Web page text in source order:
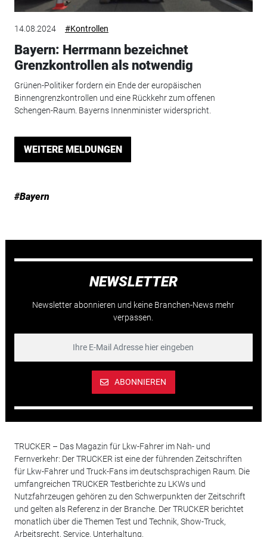
14.08.2024 #Kontrollen
Bayern: Herrmann bezeichnet
Grenzkontrollen als notwendig
Grünen-Politiker fordern ein Ende der europäischen
Binnengrenzkontrollen und eine Rückkehr zum offenen
Schengen-Raum. Bayerns Innenminister widerspricht.
WEITERE MELDUNGEN
#Bayern
NEWSLETTER
Newsletter abonnieren und keine Branchen-News mehr
verpassen.
ABONNIEREN
TRUCKER – Das Magazin für Lkw-Fahrer im Nah- und
Fernverkehr: Der TRUCKER ist eine der führenden Zeitschriften
für Lkw-Fahrer und Truck-Fans im deutschsprachigen Raum. Die
umfangreichen TRUCKER Testberichte zu LKWs und
Nutzfahrzeugen gehören zu den Schwerpunkten der Zeitschrift
und gelten als Referenz in der Branche. Der TRUCKER berichtet
monatlich über die Themen Test und Technik, Show-Truck,
Arbeitsrecht, Service, Unterhaltung.